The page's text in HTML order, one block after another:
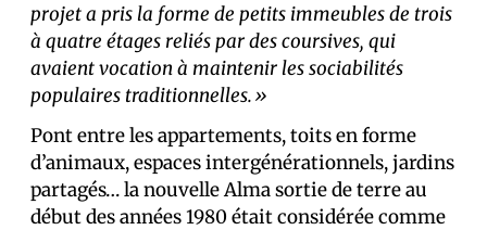
projet a pris la forme de petits immeubles de trois
à quatre étages reliés par des coursives, qui
avaient vocation à maintenir les sociabilités
populaires traditionnelles.»
Pont entre les appartements, toits en forme
d’animaux, espaces intergénérationnels, jardins
partagés… la nouvelle Alma sortie de terre au
début des années 1980 était considérée comme